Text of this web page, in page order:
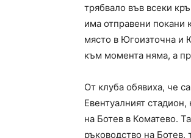
трябвало във всеки
има отправени покани
място в Югоизточна и
към момента няма, а
От клуба обявиха, че
Евентуалният
на Ботев в Коматево.
ръководство на Ботев,